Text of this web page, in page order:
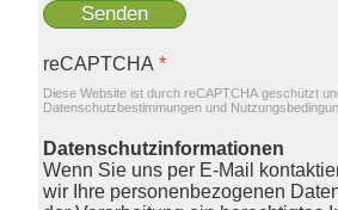
Senden
reCAPTCHA *
Diese Website ist durch reCAPTCHA geschützt
Datenschutzbestimmungen und
Datenschutzinformationen
Wenn Sie uns per E-Mail
wir Ihre personenbezogenen